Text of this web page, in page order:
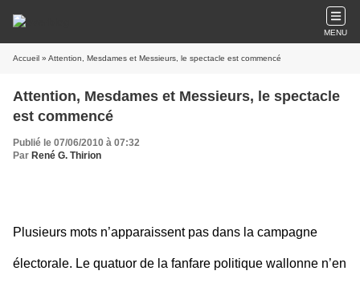
MENU
Accueil » Attention, Mesdames et Messieurs, le spectacle est commencé
Attention, Mesdames et Messieurs, le spectacle
est commencé
Publié le 07/06/2010 à 07:32
Par René G. Thirion
Plusieurs mots n’apparaissent pas dans la campagne
électorale. Le quatuor de la fanfare politique wallonne n’en